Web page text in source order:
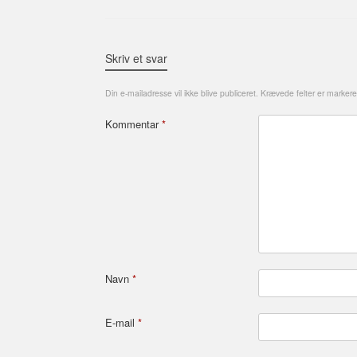
Skriv et svar
Din e-mailadresse vil ikke blive publiceret. Krævede felter er
Kommentar*
Navn *
E-mail *